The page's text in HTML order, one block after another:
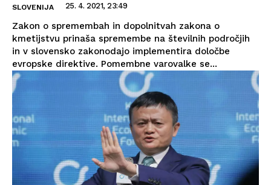
SLOVENIJA 25. 4. 2021, 23:49
Zakon o spremembah in dopolnitvah zakona o
kmetijstvu prinaša spremembe na številnih področjih
in v slovensko zakonodajo implementira določbe
evropske direktive. Pomembne varovalke se...